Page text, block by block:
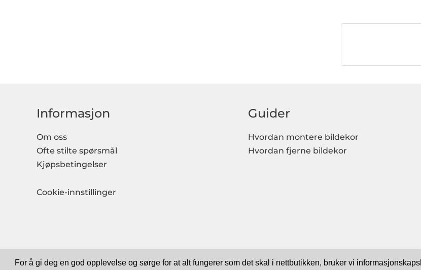
For å gi deg en god opplevelse og sørge for at alt fungerer som det skal i nettbutikken, bruker vi
Informasjon
Om oss
Ofte stilte spørsmål
Kjøpsbetingelser
Cookie-innstillinger
Guider
Hvordan montere bildekor
Hvordan fjerne bildekor